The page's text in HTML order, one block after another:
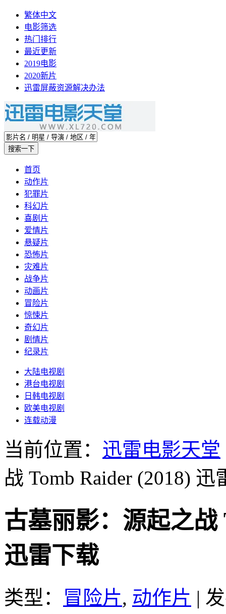
繁体中文
电影筛选
热门排行
最近更新
2019电影
2020新片
迅雷屏蔽资源解决办法
首页
动作片
犯罪片
科幻片
喜剧片
爱情片
悬疑片
恐怖片
灾难片
战争片
动画片
冒险片
惊悚片
奇幻片
剧情片
纪录片
大陆电视剧
港台电视剧
日韩电视剧
欧美电视剧
连载动漫
当前位置： 迅雷电影天堂
战 Tomb Raider (2018) 迅
古墓丽影：源起之战
迅雷下载
类型： 冒险片, 动作片 |